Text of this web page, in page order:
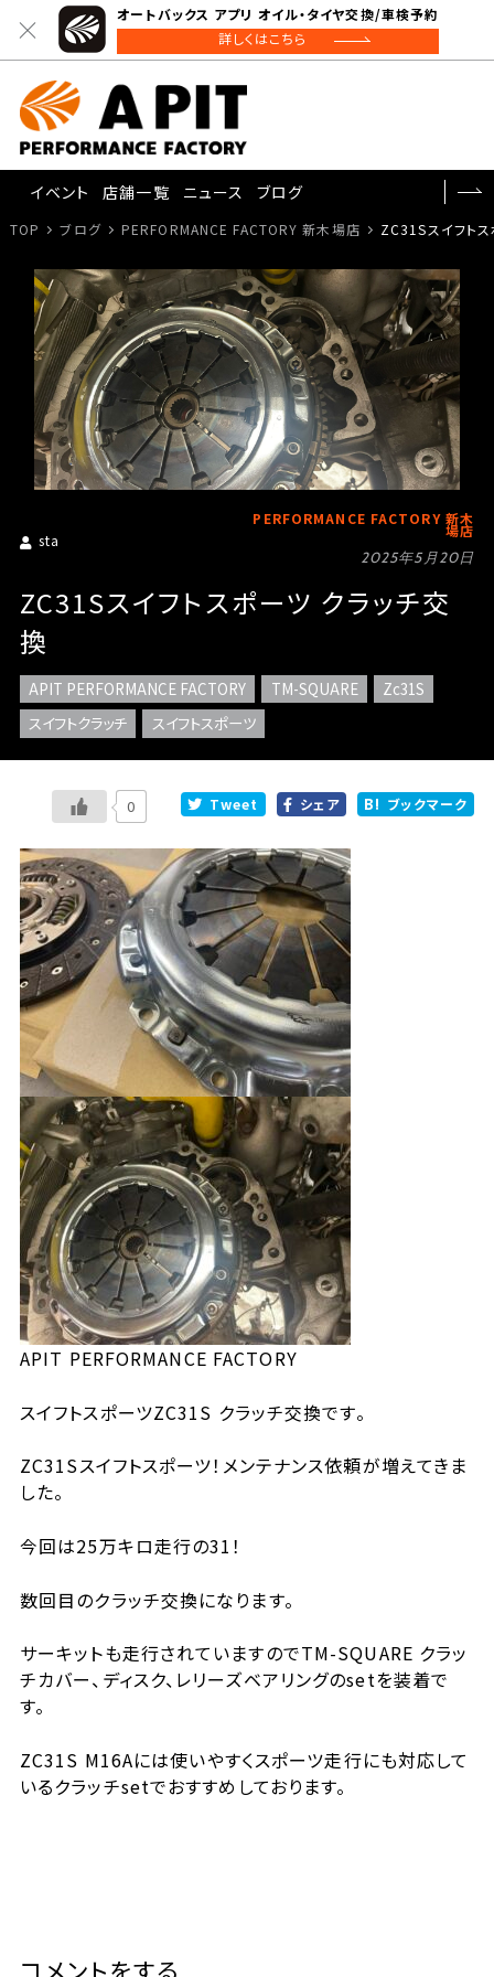
オートバックス アプリ オイル・タイヤ交換/車検予約
詳しくはこちら
イベント 店舗一覧 ニュース ブログ
TOP ブログ PERFORMANCE FACTORY 新木場店 ZC31Sスイフト
sta
PERFORMANCE FACTORY 新木
場店
2025年5月20日
ZC31Sスイフトスポーツ クラッチ交
換
APIT PERFORMANCE FACTORY TM-SQUARE
Zc31S
スイフトクラッチ
スイフトスポーツ
0 Tweet シェア ブックマーク
APIT PERFORMANCE FACTORY
スイフトスポーツZC31S クラッチ交換です。
ZC31Sスイフトスポーツ！メンテナンス依頼が増えてきま
した。
今回は25万キロ走行の31！
数回目のクラッチ交換になります。
サーキットも走行されていますのでTM-SQUARE クラッ
チカバー、ディスク、レリーズベアリングのsetを装着で
す。
ZC31S M16Aには使いやすくスポーツ走行にも対応して
いるクラッチsetでおすすめしております。
コメントをする